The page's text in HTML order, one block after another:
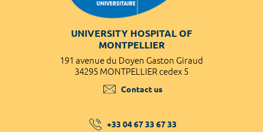
UNIVERSITY HOSPITAL OF
MONTPELLIER
191 avenue du Doyen Gaston Giraud
34295 MONTPELLIER cedex 5
Contact us
+33 04 67 33 67 33